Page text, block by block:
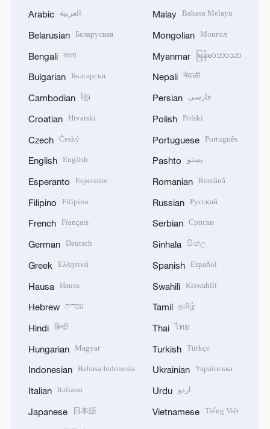
Arabic العربية
Belarusian Беларуская
Bengali বাংলা
Bulgarian Български
Cambodian ខ្មែរ
Croatian Hrvatski
Czech Český
English English
Esperanto Esperanto
Filipino Filipino
French Français
German Deutsch
Greek Ελληνικά
Hausa Hausa
Hebrew עברית
Hindi हिन्दी
Hungarian Magyar
Indonesian Bahasa Indonesia
Italian Italiano
Japanese 日本語
Malay Bahasa Melayu
Mongolian Монгол
Myanmar မြန်မာဘာသာ
Nepali नेपाली
Persian فارسی
Polish Polski
Portuguese Português
Pashto پښتو
Romanian Română
Russian Русский
Serbian Српски
Sinhala සිංහල
Spanish Español
Swahili Kiswahili
Tamil தமிழ்
Thai ไทย
Turkish Türkçe
Ukrainian Українська
Urdu اردو
Vietnamese Tiếng Việt